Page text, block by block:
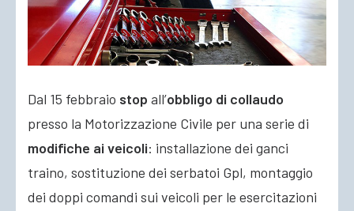
Dal 15 febbraio stop all’obbligo di collaudo
presso la Motorizzazione Civile per una serie di
modifiche ai veicoli: installazione dei ganci
traino, sostituzione dei serbatoi Gpl, montaggio
dei doppi comandi sui veicoli per le esercitazioni